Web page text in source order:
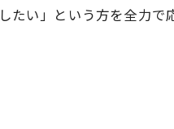
い」という方を全力